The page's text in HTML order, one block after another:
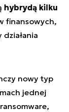
hybrydą kilku
finansowych,
nowy typ
jednej